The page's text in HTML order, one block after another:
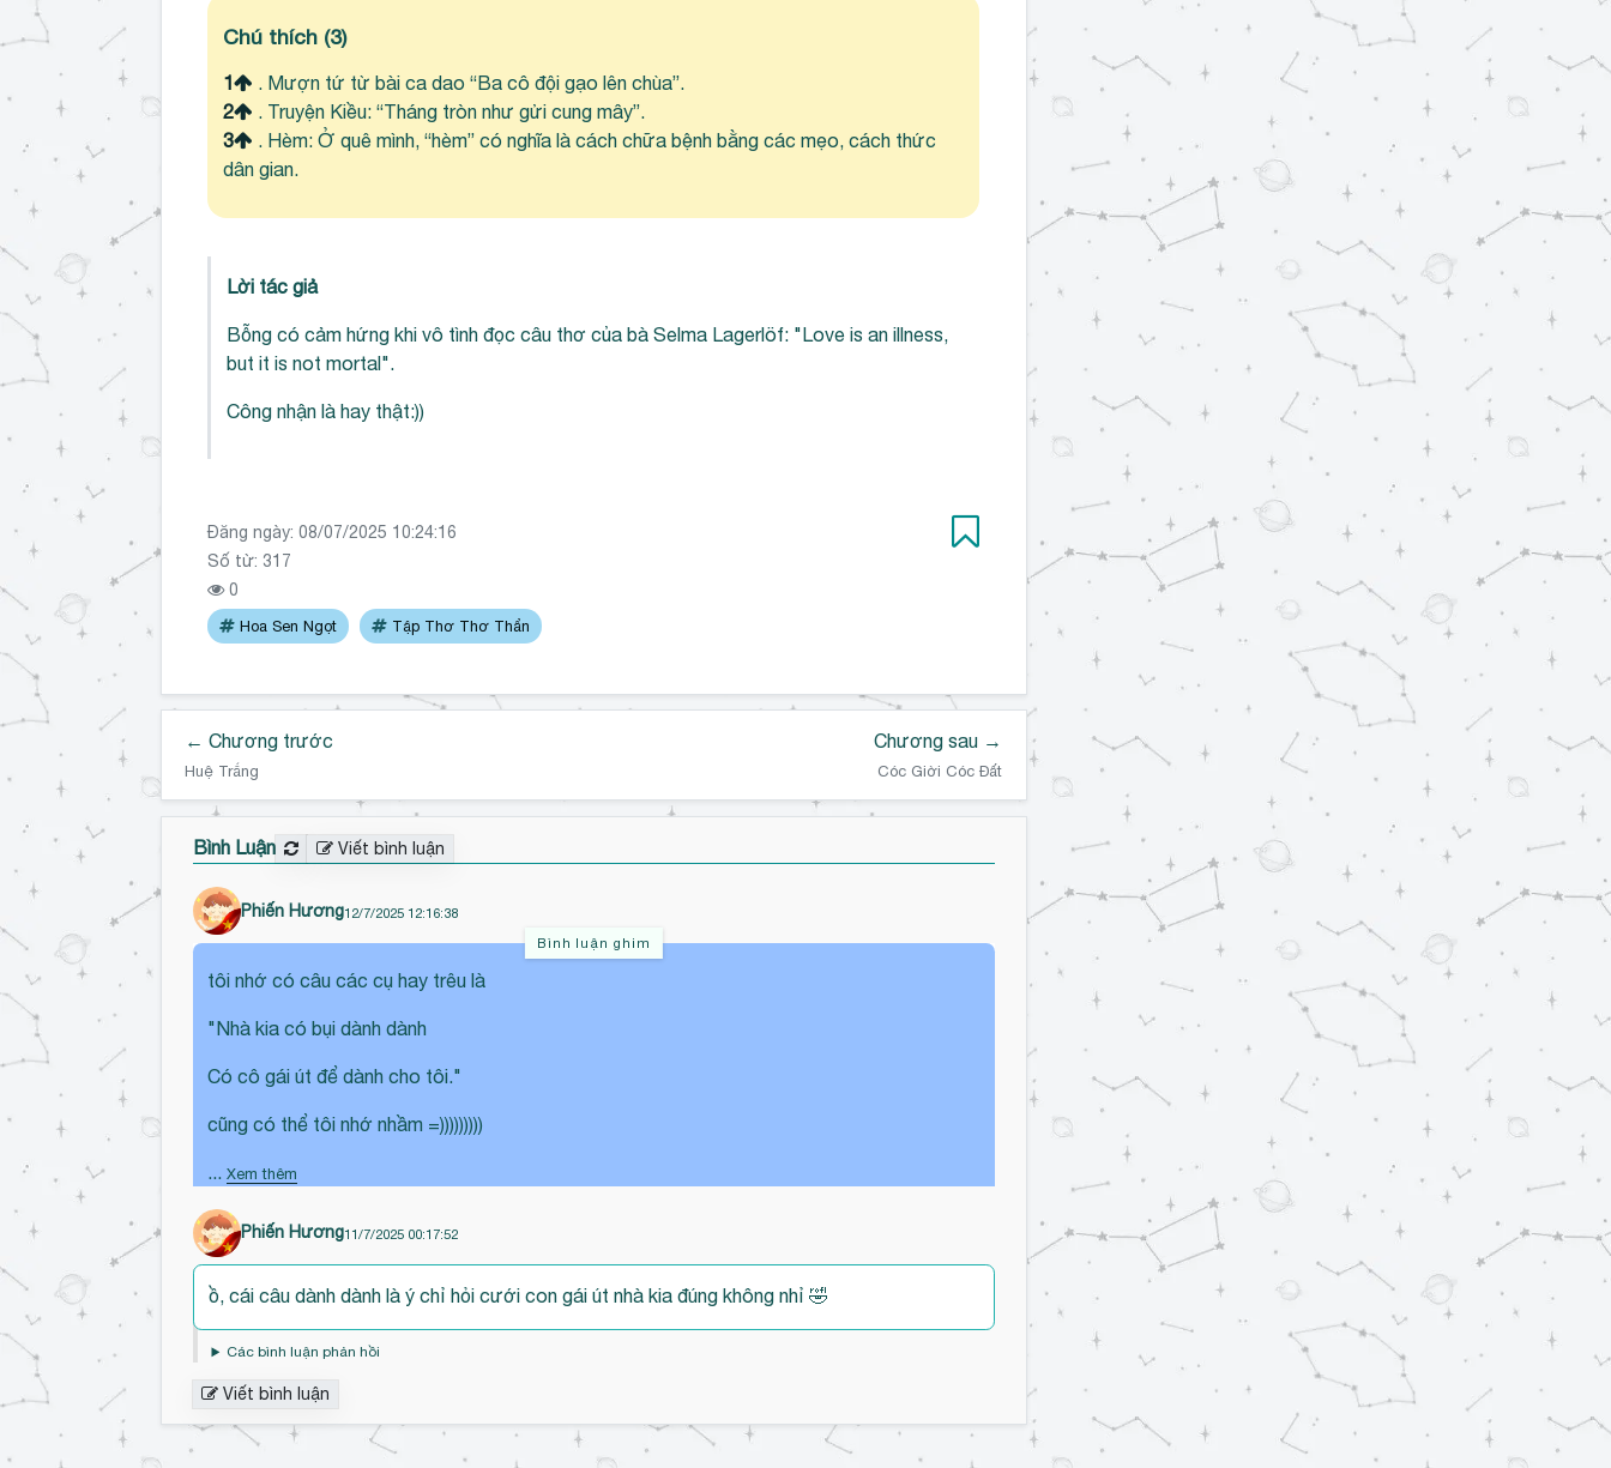
Chú thích (3)
1
. Mượn tứ từ bài ca dao “Ba cô đội gạo lên chùa”.
2
. Truyện Kiều: “Tháng tròn như gửi cung mây”.
3
. Hèm: Ở quê mình, “hèm” có nghĩa là cách chữa bệnh bằng các mẹo, cách thức
dân gian.
Lời tác giả
Bỗng có cảm hứng khi vô tình đọc câu thơ của bà Selma Lagerlöf: "Love is an illness,
but it is not mortal".
Công nhận là hay thật:))
Đăng ngày:08/07/2025 10:24:16
Số từ: 317
0
Hoa Sen Ngọt Tập Thơ Thơ Thẩn
← Chương trước
Huệ Trắng
Chương sau →
Cóc Giời Cóc Đất
Bình Luận Viết bình luận
Phiến Hương12/7/2025 12:16:38
Bình luận ghim
tôi nhớ có câu các cụ hay trêu là
"Nhà kia có bụi dành dành
Có cô gái út để dành cho tôi."
cũng có thể tôi nhớ nhầm =)))))))))
...Xem thêm
đ
ầ
u
b
Phiến Hương11/7/2025 00:17:52
ồ, cái câu dành dành là ý chỉ hỏi cưới con gái út nhà kia đúng không nhỉ 🤣
Các bình luận phản hồi
Viết bình luận